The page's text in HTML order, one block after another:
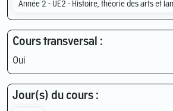
Année 2 - UE2 - Histoire, théorie des arts et
Cours transversal :
Oui
Jour(s) du cours :